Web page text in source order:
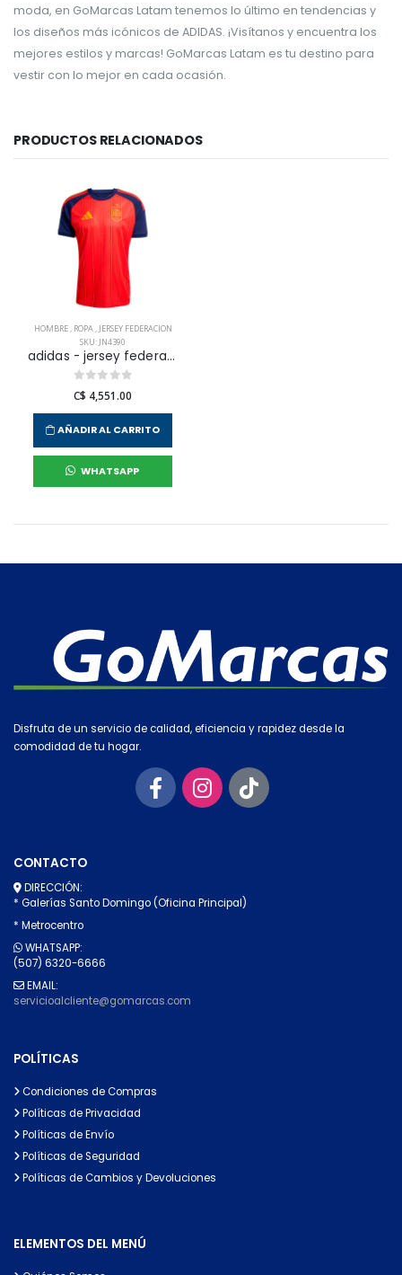
moda, en GoMarcas Latam tenemos lo último en tendencias y
los diseños más icónicos de ADIDAS. ¡Visítanos y encuentra los
mejores estilos y marcas! GoMarcas Latam es tu destino para
vestir con lo mejor en cada ocasión.
PRODUCTOS RELACIONADOS
HOMBRE, ROPA, JERSEY FEDERACION
SKU: JN4390
adidas - jersey federacion españa rfef h jsy para hombre
C$ 4,551.00
AÑADIR AL CARRITO
WHATSAPP
Disfruta de un servicio de calidad, eficiencia y rapidez desde la
comodidad de tu hogar.
CONTACTO
DIRECCIÓN:
* Galerías Santo Domingo (Oficina Principal)
* Metrocentro
WHATSAPP:
(507) 6320-6666
EMAIL:
servicioalcliente@gomarcas.com
POLÍTICAS
Condiciones de Compras
Políticas de Privacidad
Políticas de Envío
Políticas de Seguridad
Políticas de Cambios y Devoluciones
ELEMENTOS DEL MENÚ